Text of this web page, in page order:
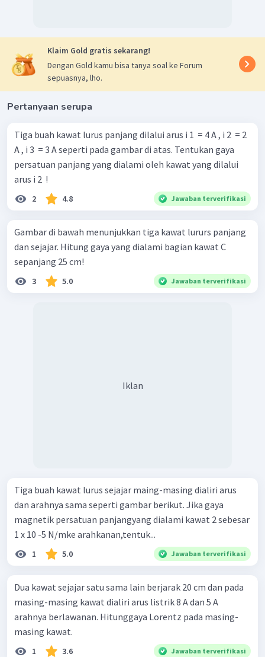
Klaim Gold gratis sekarang!
Dengan Gold kamu bisa tanya soal ke Forum
sepuasnya, lho.
Pertanyaan serupa
Tiga buah kawat lurus panjang dilalui arus i 1 ​ = 4 A , i 2 ​ = 2
A , i 3 ​ = 3 A seperti pada gambar di atas. Tentukan gaya
persatuan panjang yang dialami oleh kawat yang dilalui
arus i 2 ​ !
2 4.8 Jawaban terverifikasi
Gambar di bawah menunjukkan tiga kawat lururs panjang
dan sejajar. Hitung gaya yang dialami bagian kawat C
sepanjang 25 cm!
3 5.0 Jawaban terverifikasi
Iklan
Tiga buah kawat lurus sejajar maing-masing dialiri arus
dan arahnya sama seperti gambar berikut. Jika gaya
magnetik persatuan panjangyang dialami kawat 2 sebesar
1 x 10 -5 N/mke arahkanan,tentuk...
1 5.0 Jawaban terverifikasi
Dua kawat sejajar satu sama lain berjarak 20 cm dan pada
masing-masing kawat dialiri arus listrik 8 A dan 5 A
arahnya berlawanan. Hitunggaya Lorentz pada masing-
masing kawat.
1 3.6 Jawaban terverifikasi